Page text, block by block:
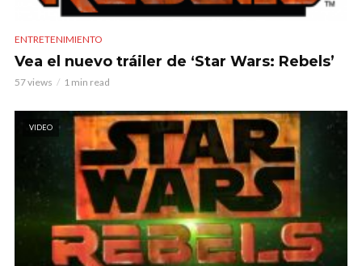
ENTRETENIMIENTO
Vea el nuevo tráiler de ‘Star Wars: Rebels’
57 views 1 min read
VIDEO